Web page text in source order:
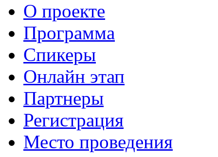
О проекте
Программа
Спикеры
Онлайн этап
Партнеры
Регистрация
Место проведения